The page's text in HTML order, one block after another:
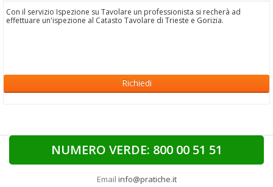
Con il servizio Ispezione su Tavolare un professionista si recherà ad
effettuare un'ispezione al Catasto Tavolare di Trieste e Gorizia.
Richiedi
NUMERO VERDE: 800 00 51 51
Email info@pratiche.it